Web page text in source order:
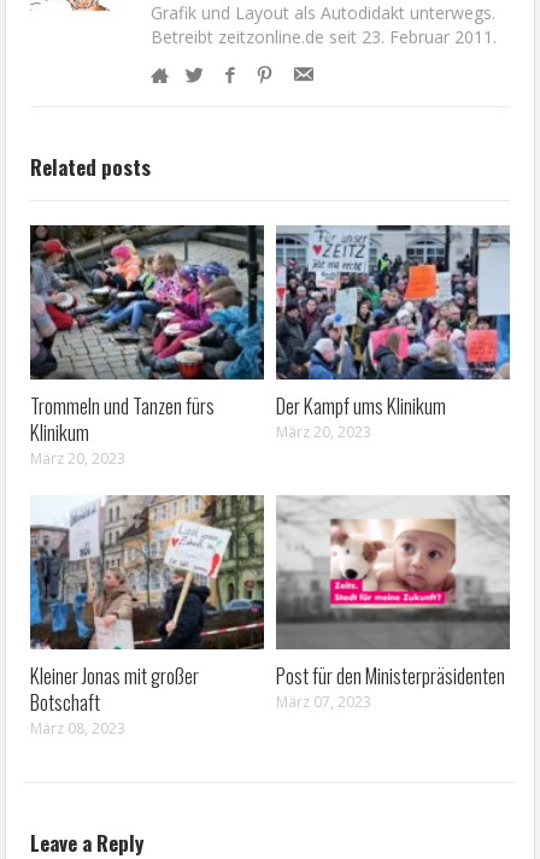
Grafik und Layout als Autodidakt unterwegs.
Betreibt zeitzonline.de seit 23. Februar 2011.
Related posts
Trommeln und Tanzen fürs
Klinikum
März 20, 2023
Der Kampf ums Klinikum
März 20, 2023
Kleiner Jonas mit großer
Botschaft
März 08, 2023
Post für den Ministerpräsidenten
März 07, 2023
Leave a Reply